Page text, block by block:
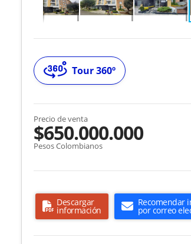
Tour 360º
Precio de venta
$650.000.000
Pesos Colombianos
Descargar
información
Recomendar
por correo